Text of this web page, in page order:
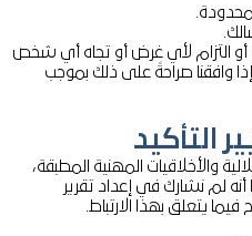
التزام لأي غرض أو تجاه أي شخص
وافقنا صراحةً على ذلك بموجب
والأخلاقيات المهنية المطبقة،
لم نشارك في إعداد تقرير
يتعلق بهذا الارتباط.